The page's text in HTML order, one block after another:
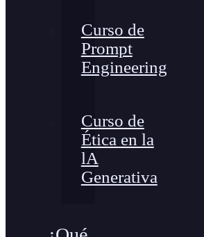
Curso de
Prompt
Engineering
Curso de
Ética en la
lA
Generativa